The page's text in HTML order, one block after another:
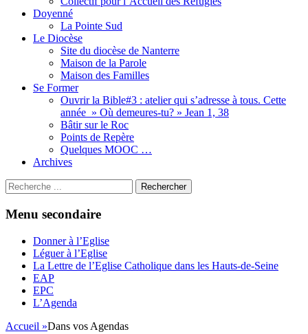
Doyenné
La Pointe Sud
Le Diocèse
Site du diocèse de Nanterre
Maison de la Parole
Maison des Familles
Se Former
Ouvrir la Bible#3 : atelier qui s’adresse à tous. Cette
année » Où demeures-tu? » Jean 1, 38
Bâtir sur le Roc
Points de Repère
Quelques MOOC …
Archives
Recherche
Rechercher :
Menu secondaire
Aller
contenu
Donner à l’Eglise
Léguer à l’Eglise
La Lettre de l’Eglise Catholique dans les Hauts-de-Seine
EAP
EPC
L’Agenda
Accueil »Dans vos Agendas